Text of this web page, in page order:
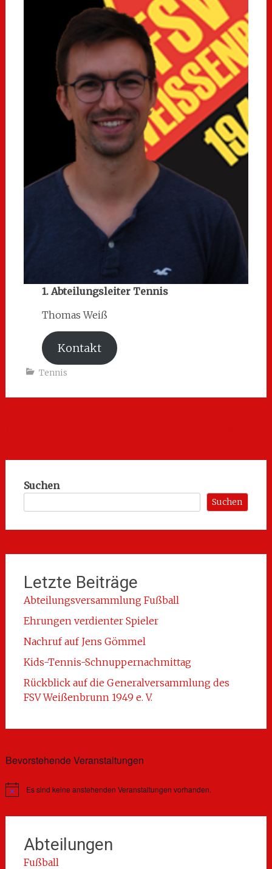
1. Abteilungsleiter Tennis
Thomas Weiß
Kontakt
Tennis
Suchen
Suchen
Letzte Beiträge
Abteilungsversammlung Fußball
Ehrungen verdienter Spieler
Nachruf auf Jens Gömmel
Kids-Tennis-Schnuppernachmittag
Rückblick auf die Generalversammlung des
FSV Weißenbrunn 1949 e. V.
Bevorstehende Veranstaltungen
HinweisEs sind keine anstehenden Veranstaltungen vorhanden.
Abteilungen
Fußball